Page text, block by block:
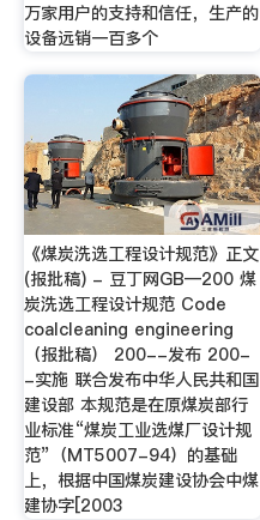
万家用户的支持和信任，生产的
设备远销一百多个
《煤炭洗选工程设计规范》正文
(报批稿) - 豆丁网GB—200 煤
炭洗选工程设计规范 Code
coalcleaning engineering
（报批稿） 200--发布 200-
-实施 联合发布中华人民共和国
建设部 本规范是在原煤炭部行
业标准“煤炭工业选煤厂设计规
范”（MT5007-94）的基础
上，根据中国煤炭建设协会中煤
建协字[2003